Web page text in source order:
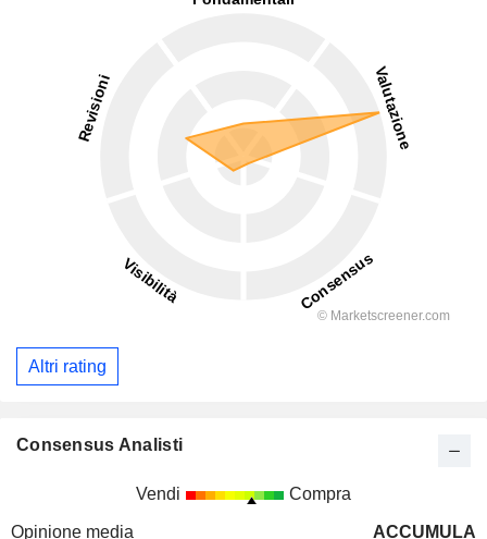
Altri rating
Consensus Analisti
Vendi Compra
Opinione media
ACCUMULA